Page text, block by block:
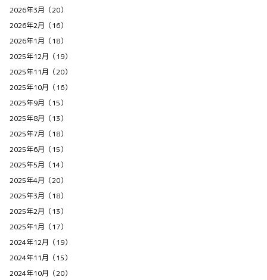
2026年3月（20）
2026年2月（16）
2026年1月（18）
2025年12月（19）
2025年11月（20）
2025年10月（16）
2025年9月（15）
2025年8月（13）
2025年7月（18）
2025年6月（15）
2025年5月（14）
2025年4月（20）
2025年3月（18）
2025年2月（13）
2025年1月（17）
2024年12月（19）
2024年11月（15）
2024年10月（20）